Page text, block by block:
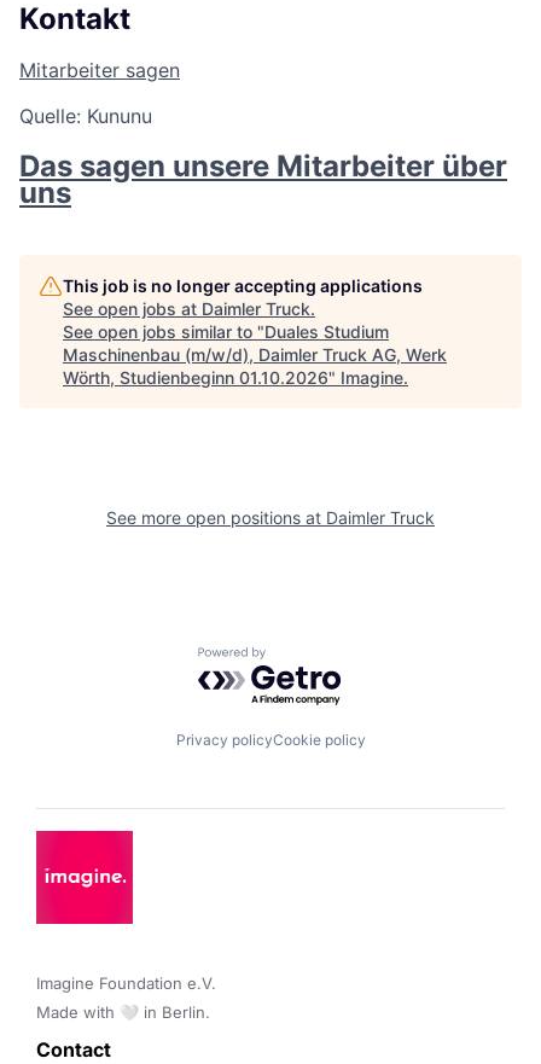
Kontakt
Mitarbeiter sagen
Quelle: Kununu
Das sagen unsere Mitarbeiter über
uns
This job is no longer accepting applications
See open jobs at Daimler Truck.
See open jobs similar to "Duales Studium
Maschinenbau (m/w/d), Daimler Truck AG, Werk
Wörth, Studienbeginn 01.10.2026" Imagine.
See more open positions at Daimler Truck
Powered by Getro.com
Privacy policyCookie policy
Imagine Foundation e.V.
Made with 🤍 in Berlin.
Contact